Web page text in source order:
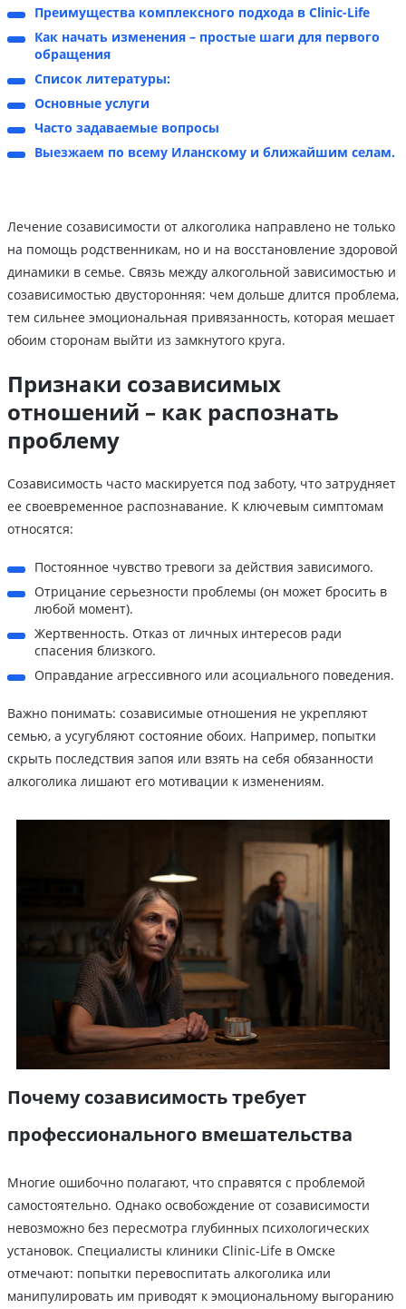
Преимущества комплексного подхода в Clinic-Life
Как начать изменения – простые шаги для первого
обращения
Список литературы:
Основные услуги
Часто задаваемые вопросы
Выезжаем по всему Иланскому и ближайшим селам.
Лечение созависимости от алкоголика направлено не только
на помощь родственникам, но и на восстановление здоровой
динамики в семье. Связь между алкогольной зависимостью и
созависимостью двусторонняя: чем дольше длится проблема,
тем сильнее эмоциональная привязанность, которая мешает
обоим сторонам выйти из замкнутого круга.
Признаки созависимых
отношений – как распознать
проблему
Созависимость часто маскируется под заботу, что затрудняет
ее своевременное распознавание. К ключевым симптомам
относятся:
Постоянное чувство тревоги за действия зависимого.
Отрицание серьезности проблемы (он может бросить в
любой момент).
Жертвенность. Отказ от личных интересов ради
спасения близкого.
Оправдание агрессивного или асоциального поведения.
Важно понимать: созависимые отношения не укрепляют
семью, а усугубляют состояние обоих. Например, попытки
скрыть последствия запоя или взять на себя обязанности
алкоголика лишают его мотивации к изменениям.
Почему созависимость требует
профессионального вмешательства
Многие ошибочно полагают, что справятся с проблемой
самостоятельно. Однако освобождение от созависимости
невозможно без пересмотра глубинных психологических
установок. Специалисты клиники Clinic-Life в Омске
отмечают: попытки перевоспитать алкоголика или
манипулировать им приводят к эмоциональному выгоранию